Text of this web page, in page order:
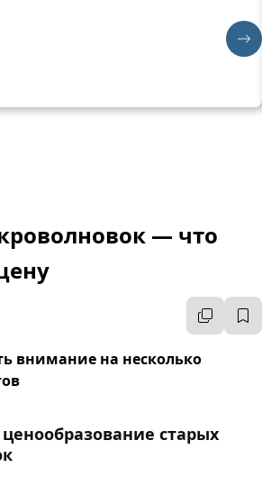
— что
внимание на несколько
старых